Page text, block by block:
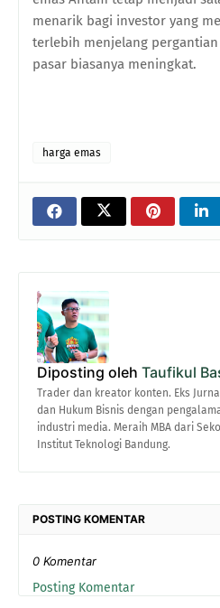
menarik bagi investor yang
terlebih menjelang
pasar biasanya meningkat.
harga emas
Diposting oleh Taufikul
Trader dan kreator konten. Eks
dan Hukum Bisnis dengan
industri media. Meraih MBA dari
Institut Teknologi Bandung.
POSTING KOMENTAR
0 Komentar
Posting Komentar